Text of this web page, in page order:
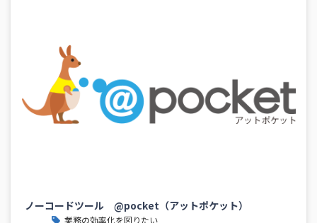
ノーコードツール @pocket（アットポケット）
業務の効率化を図りたい